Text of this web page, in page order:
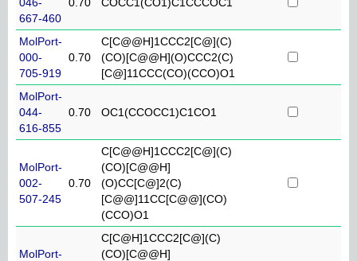
667-460
MolPort-
000-
705-919
0.70
C[C@@H]1CCC2[C@](C)
(CO)[C@@H](O)CCC2(C)
[C@]11CCC(CO)(CCO)O1
MolPort-
044-
616-855
0.70 OC1(CCOCC1)C1CO1
MolPort-
002-
507-245
0.70
C[C@@H]1CCC2[C@](C)
(CO)[C@@H]
(O)CC[C@]2(C)
[C@@]11CC[C@@](CO)
(CCO)O1
MolPort-
C[C@H]1CCC2[C@](C)
(CO)[C@@H]